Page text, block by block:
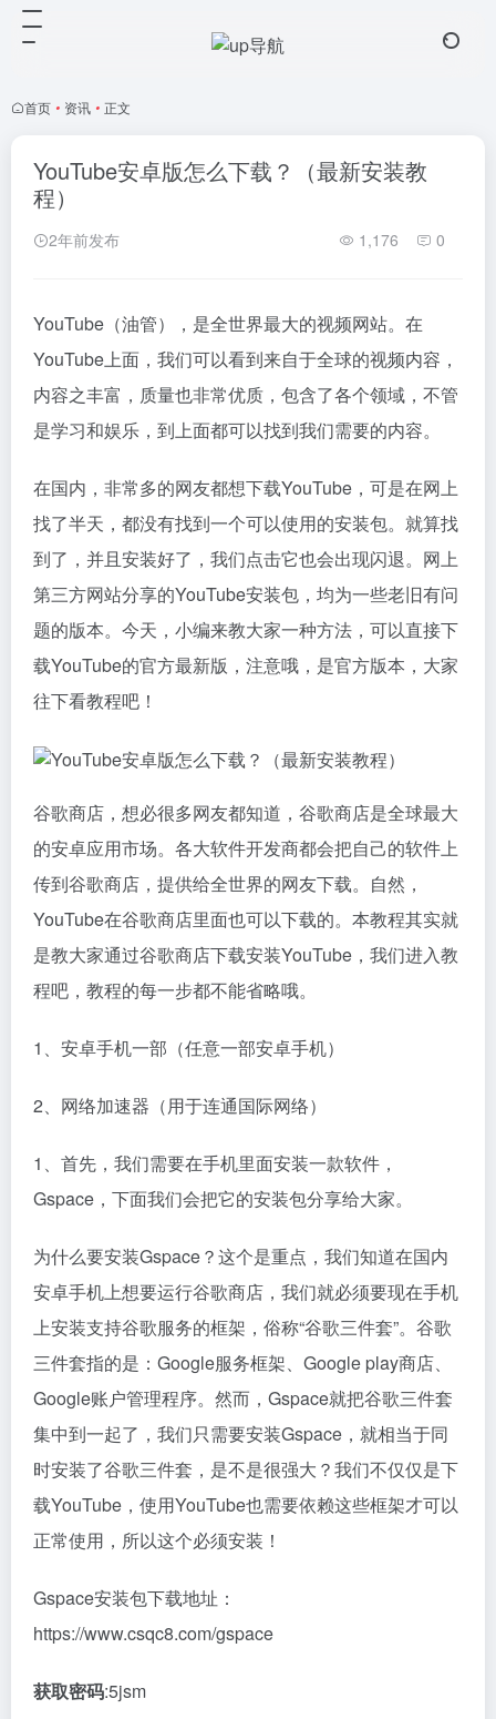
首页 • 资讯 • 正文
YouTube安卓版怎么下载？（最新安装教
程）
2年前发布 1,176 0
YouTube（油管），是全世界最大的视频网站。在
YouTube上面，我们可以看到来自于全球的视频内容，
内容之丰富，质量也非常优质，包含了各个领域，不管
是学习和娱乐，到上面都可以找到我们需要的内容。
在国内，非常多的网友都想下载YouTube，可是在网上
找了半天，都没有找到一个可以使用的安装包。就算找
到了，并且安装好了，我们点击它也会出现闪退。网上
第三方网站分享的YouTube安装包，均为一些老旧有问
题的版本。今天，小编来教大家一种方法，可以直接下
载YouTube的官方最新版，注意哦，是官方版本，大家
往下看教程吧！
谷歌商店，想必很多网友都知道，谷歌商店是全球最大
的安卓应用市场。各大软件开发商都会把自己的软件上
传到谷歌商店，提供给全世界的网友下载。自然，
YouTube在谷歌商店里面也可以下载的。本教程其实就
是教大家通过谷歌商店下载安装YouTube，我们进入教
程吧，教程的每一步都不能省略哦。
1、安卓手机一部（任意一部安卓手机）
2、网络加速器（用于连通国际网络）
1、首先，我们需要在手机里面安装一款软件，
Gspace，下面我们会把它的安装包分享给大家。
为什么要安装Gspace？这个是重点，我们知道在国内
安卓手机上想要运行谷歌商店，我们就必须要现在手机
上安装支持谷歌服务的框架，俗称“谷歌三件套”。谷歌
三件套指的是：Google服务框架、Google play商店、
Google账户管理程序。然而，Gspace就把谷歌三件套
集中到一起了，我们只需要安装Gspace，就相当于同
时安装了谷歌三件套，是不是很强大？我们不仅仅是下
载YouTube，使用YouTube也需要依赖这些框架才可以
正常使用，所以这个必须安装！
Gspace安装包下载地址：
https://www.csqc8.com/gspace
获取密码:5jsm